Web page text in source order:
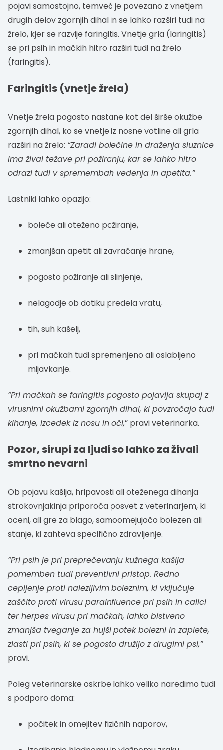
pojavi samostojno, temveč je povezano z vnetjem
drugih delov zgornjih dihal in se lahko razširi tudi na
žrelo, kjer se razvije faringitis. Vnetje grla (laringitis)
se pri psih in mačkih hitro razširi tudi na žrelo
(faringitis).
Faringitis (vnetje žrela)
Vnetje žrela pogosto nastane kot del širše okužbe
zgornjih dihal, ko se vnetje iz nosne votline ali grla
razširi na žrelo: “Zaradi bolečine in draženja sluznice
ima žival težave pri požiranju, kar se lahko hitro
odrazi tudi v spremembah vedenja in apetita.”
Lastniki lahko opazijo:
boleče ali oteženo požiranje,
zmanjšan apetit ali zavračanje hrane,
pogosto požiranje ali slinjenje,
nelagodje ob dotiku predela vratu,
tih, suh kašelj,
pri mačkah tudi spremenjeno ali oslabljeno
mijavkanje.
“Pri mačkah se faringitis pogosto pojavlja skupaj z
virusnimi okužbami zgornjih dihal, ki povzročajo tudi
kihanje, izcedek iz nosu in oči,” pravi veterinarka.
Pozor, sirupi za ljudi so lahko za živali
smrtno nevarni
Ob pojavu kašlja, hripavosti ali oteženega dihanja
strokovnjakinja priporoča posvet z veterinarjem, ki
oceni, ali gre za blago, samoomejujočo bolezen ali
stanje, ki zahteva specifično zdravljenje.
“Pri psih je pri preprečevanju kužnega kašlja
pomemben tudi preventivni pristop. Redno
cepljenje proti nalezljivim boleznim, ki vključuje
zaščito proti virusu parainfluence pri psih in calici
ter herpes virusu pri mačkah, lahko bistveno
zmanjša tveganje za hujši potek bolezni in zaplete,
zlasti pri psih, ki se pogosto družijo z drugimi psi,”
pravi.
Poleg veterinarske oskrbe lahko veliko naredimo tudi
s podporo doma:
počitek in omejitev fizičnih naporov,